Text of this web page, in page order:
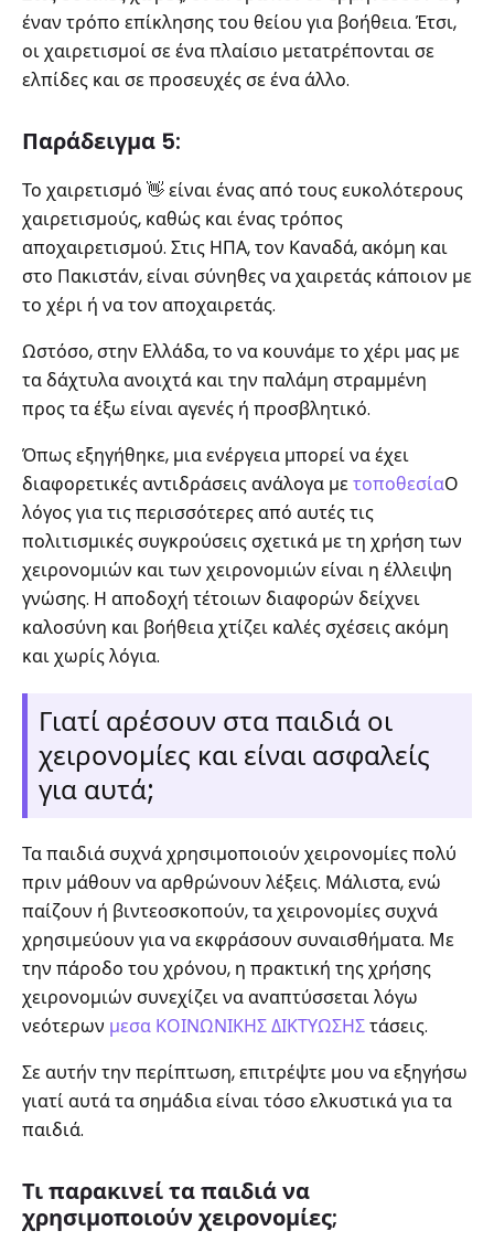
έναν τρόπο επίκλησης του θείου για βοήθεια. Έτσι,
οι χαιρετισμοί σε ένα πλαίσιο μετατρέπονται σε
ελπίδες και σε προσευχές σε ένα άλλο.
Παράδειγμα 5:
Το χαιρετισμό 👋 είναι ένας από τους ευκολότερους
χαιρετισμούς, καθώς και ένας τρόπος
αποχαιρετισμού. Στις ΗΠΑ, τον Καναδά, ακόμη και
στο Πακιστάν, είναι σύνηθες να χαιρετάς κάποιον με
το χέρι ή να τον αποχαιρετάς.
Ωστόσο, στην Ελλάδα, το να κουνάμε το χέρι μας με
τα δάχτυλα ανοιχτά και την παλάμη στραμμένη
προς τα έξω είναι αγενές ή προσβλητικό.
Όπως εξηγήθηκε, μια ενέργεια μπορεί να έχει
διαφορετικές αντιδράσεις ανάλογα μετοποθεσίαΟ
λόγος για τις περισσότερες από αυτές τις
πολιτισμικές συγκρούσεις σχετικά με τη χρήση των
χειρονομιών και των χειρονομιών είναι η έλλειψη
γνώσης. Η αποδοχή τέτοιων διαφορών δείχνει
καλοσύνη και βοήθεια χτίζει καλές σχέσεις ακόμη
και χωρίς λόγια.
Γιατί αρέσουν στα παιδιά οι
χειρονομίες και είναι ασφαλείς
για αυτά;
Τα παιδιά συχνά χρησιμοποιούν χειρονομίες πολύ
πριν μάθουν να αρθρώνουν λέξεις. Μάλιστα, ενώ
παίζουν ή βιντεοσκοπούν, τα χειρονομίες συχνά
χρησιμεύουν για να εκφράσουν συναισθήματα. Με
την πάροδο του χρόνου, η πρακτική της χρήσης
χειρονομιών συνεχίζει να αναπτύσσεται λόγω
νεότερων μεσα ΚΟΙΝΩΝΙΚΗΣ ΔΙΚΤΥΩΣΗΣτάσεις.
Σε αυτήν την περίπτωση, επιτρέψτε μου να εξηγήσω
γιατί αυτά τα σημάδια είναι τόσο ελκυστικά για τα
παιδιά.
Τι παρακινεί τα παιδιά να
χρησιμοποιούν χειρονομίες;